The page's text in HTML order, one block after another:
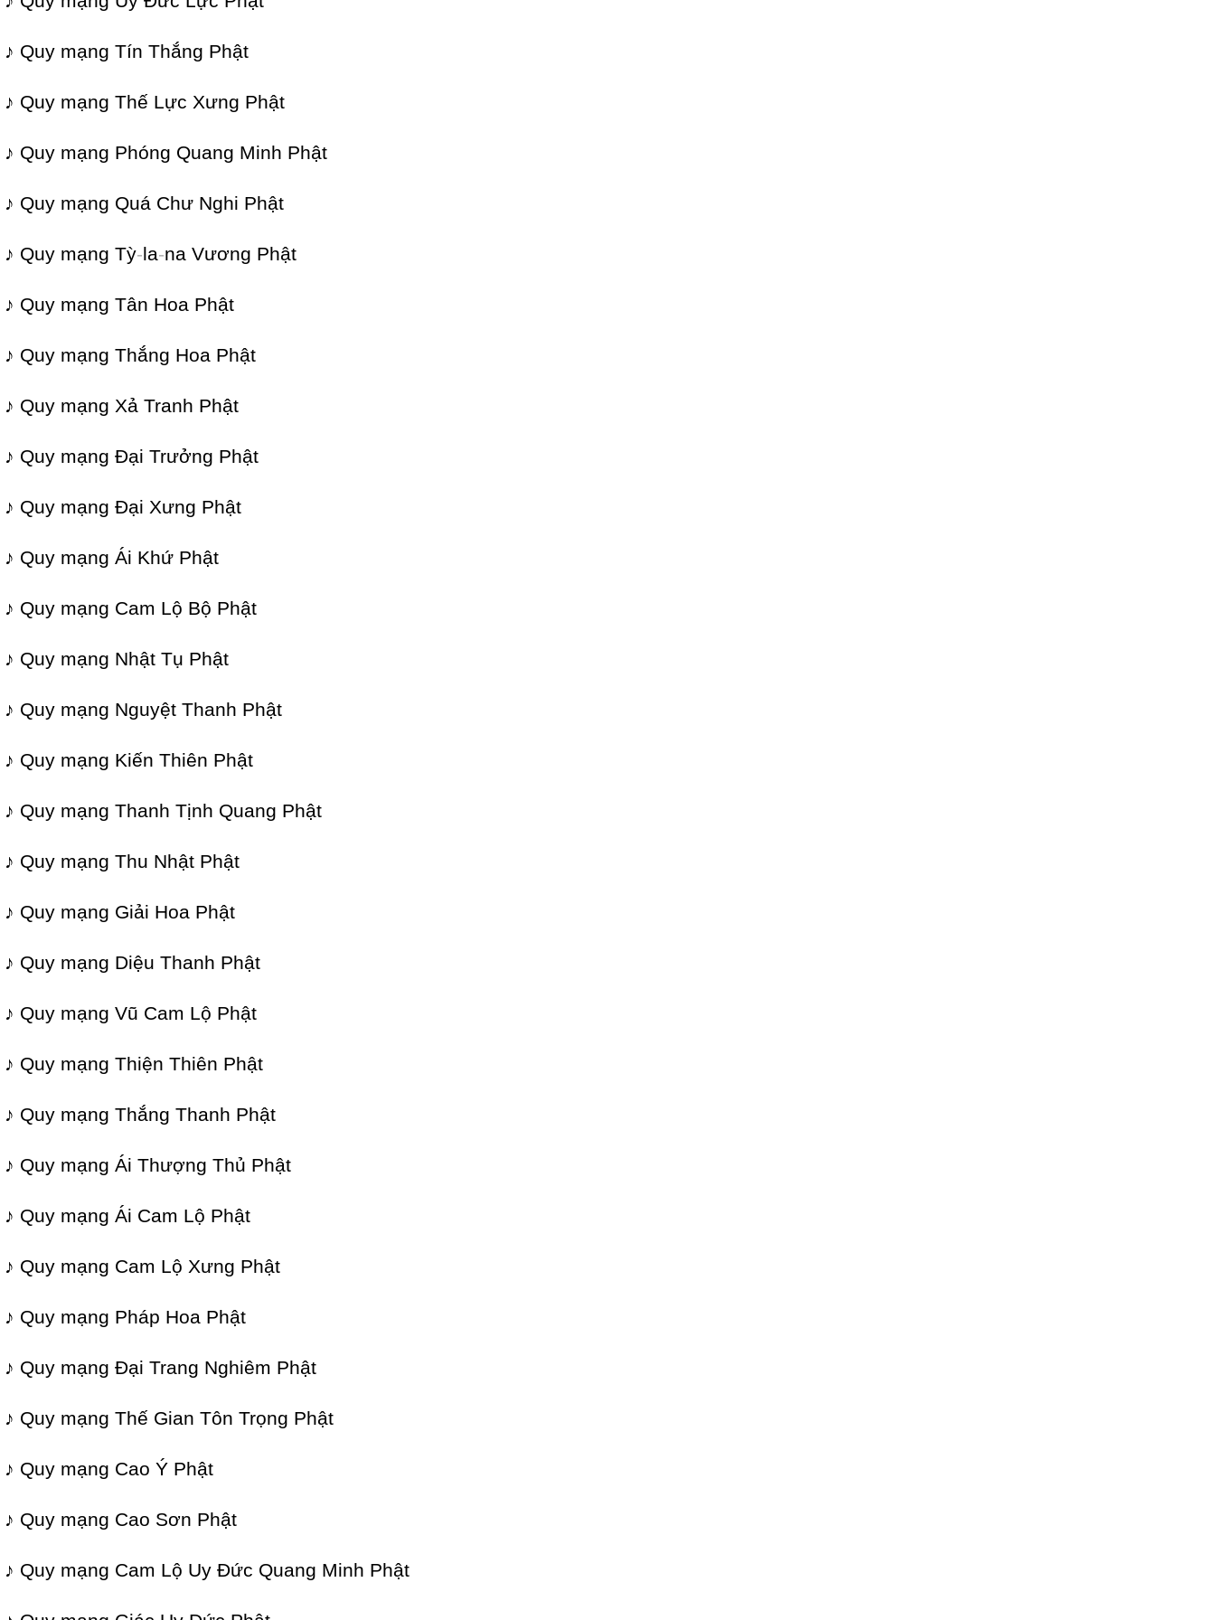
♪ Quy mạng Tín Thắng Phật
♪ Quy mạng Thế Lực Xưng Phật
♪ Quy mạng Phóng Quang Minh Phật
♪ Quy mạng Quá Chư Nghi Phật
♪ Quy mạng Tỳ-la-na Vương Phật
♪ Quy mạng Tân Hoa Phật
♪ Quy mạng Thắng Hoa Phật
♪ Quy mạng Xả Tranh Phật
♪ Quy mạng Đại Trưởng Phật
♪ Quy mạng Đại Xưng Phật
♪ Quy mạng Ái Khứ Phật
♪ Quy mạng Cam Lộ Bộ Phật
♪ Quy mạng Nhật Tụ Phật
♪ Quy mạng Nguyệt Thanh Phật
♪ Quy mạng Kiến Thiên Phật
♪ Quy mạng Thanh Tịnh Quang Phật
♪ Quy mạng Thu Nhật Phật
♪ Quy mạng Giải Hoa Phật
♪ Quy mạng Diệu Thanh Phật
♪ Quy mạng Vũ Cam Lộ Phật
♪ Quy mạng Thiện Thiên Phật
♪ Quy mạng Thắng Thanh Phật
♪ Quy mạng Ái Thượng Thủ Phật
♪ Quy mạng Ái Cam Lộ Phật
♪ Quy mạng Cam Lộ Xưng Phật
♪ Quy mạng Pháp Hoa Phật
♪ Quy mạng Đại Trang Nghiêm Phật
♪ Quy mạng Thế Gian Tôn Trọng Phật
♪ Quy mạng Cao Ý Phật
♪ Quy mạng Cao Sơn Phật
♪ Quy mạng Cam Lộ Uy Đức Quang Minh Phật